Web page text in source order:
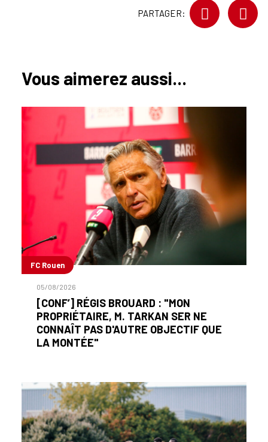
PARTAGER:
Vous aimerez aussi...
FC Rouen
05/08/2026
[CONF’] RÉGIS BROUARD : "MON
PROPRIÉTAIRE, M. TARKAN SER NE
CONNAÎT PAS D'AUTRE OBJECTIF QUE
LA MONTÉE"